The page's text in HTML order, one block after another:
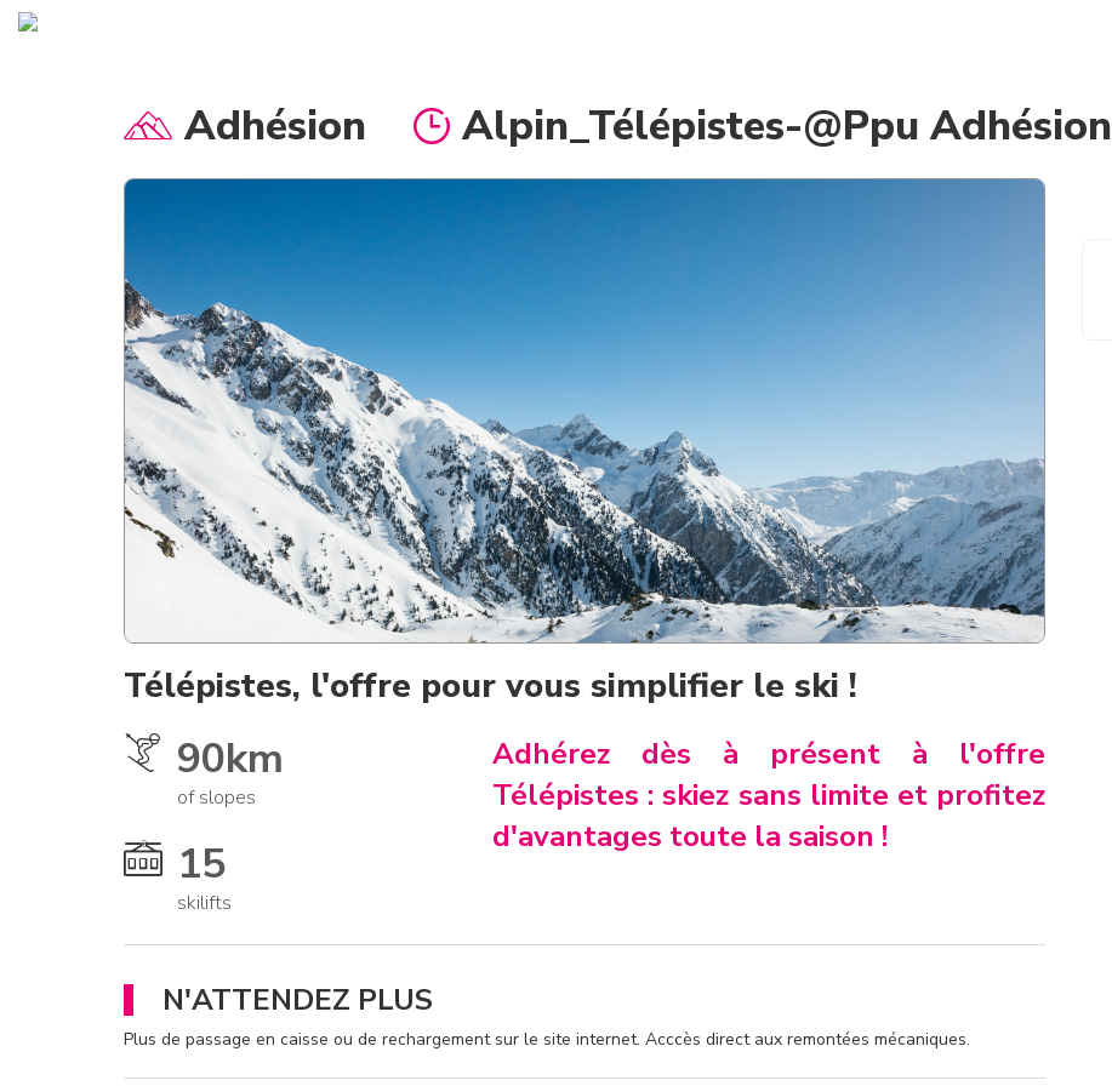
Adhésion Alpin_Télépistes-@Ppu Adhésion
Télépistes, l'offre pour vous simplifier le ski !
90km
of slopes
15
skilifts
Adhérez dès à présent à l'offre
Télépistes : skiez sans limite et profitez
d'avantages toute la saison !
N'ATTENDEZ PLUS
Plus de passage en caisse ou de rechargement sur le site internet. Acccès direct aux remontées mécaniques.